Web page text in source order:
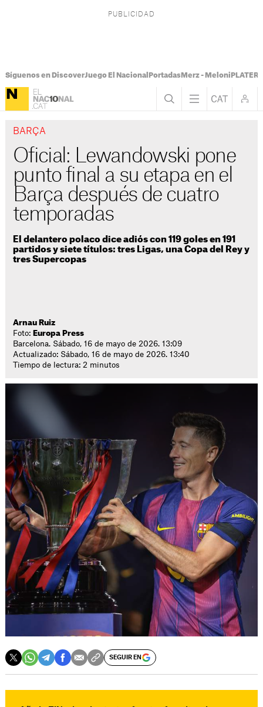
Síguenos en DiscoverJuego El Nacional PortadasMerz - Meloni
BARÇA
Oficial: Lewandowski pone
punto final a su etapa en el
Barça después de cuatro
temporadas
El delantero polaco dice adiós con 119 goles en 191
partidos y siete títulos: tres Ligas, una Copa del Rey y
tres Supercopas
Arnau Ruiz
Foto: Europa Press
Barcelona. Sábado, 16 de mayo de 2026. 13:09
Actualizado: Sábado, 16 de mayo de 2026. 13:40
Tiempo de lectura: 2 minutos
SEGUIR EN